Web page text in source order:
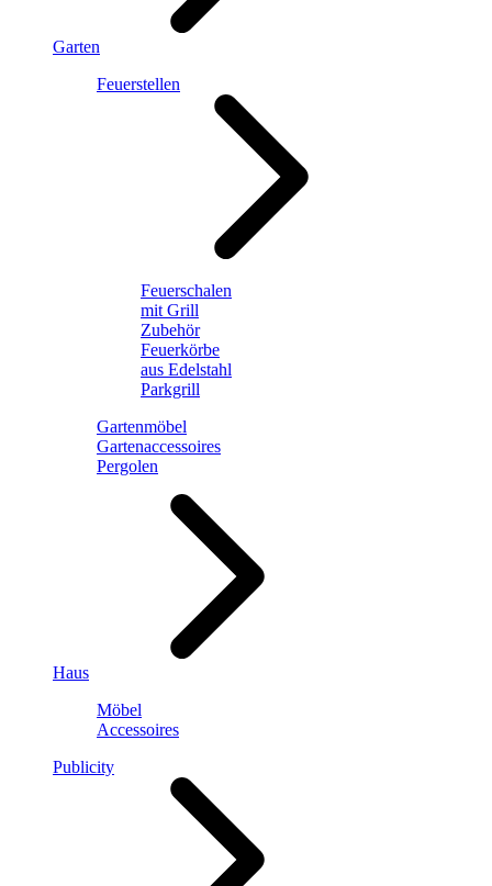
Garten
Feuerstellen
Feuerschalen
mit Grill
Zubehör
Feuerkörbe
aus Edelstahl
Parkgrill
Gartenmöbel
Gartenaccessoires
Pergolen
Haus
Möbel
Accessoires
Publicity